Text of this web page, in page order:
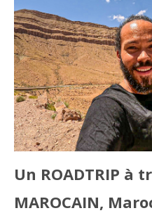
Un ROADTRIP à
MAROCAIN,